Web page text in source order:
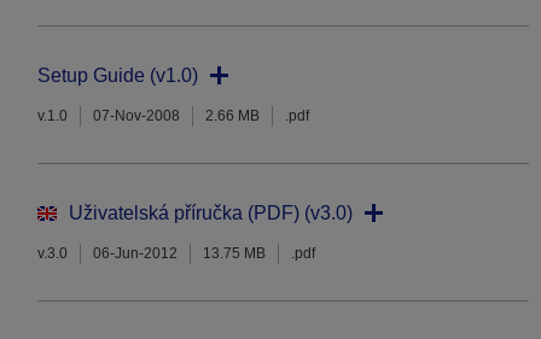
Setup Guide (v1.0)
v.1.0 07-Nov-2008 2.66 MB .pdf
Uživatelská příručka (PDF) (v3.0)
v.3.0 06-Jun-2012 13.75 MB .pdf